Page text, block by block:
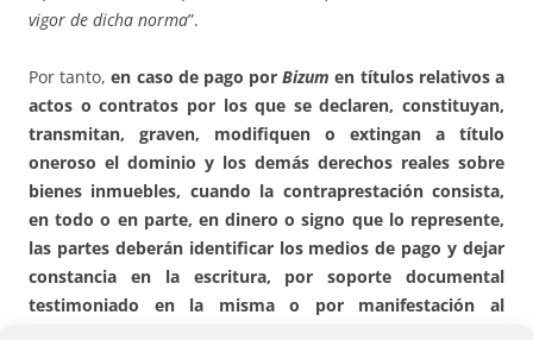
vigor de dicha norma”.
Por tanto,en caso de pago porBizum en títulos relativos a
actos o contratos por los que se declaren, constituyan,
transmitan, graven, modifiquen o extingan a título
oneroso el dominio y los demás derechos reales sobre
bienes inmuebles, cuando la contraprestación consista,
en todo o en parte, en dinero o signo que lo represente,
las partes deberán identificar los medios de pago y dejar
constancia en la escritura, por soporte documental
testimoniado en la misma o por manifestación al